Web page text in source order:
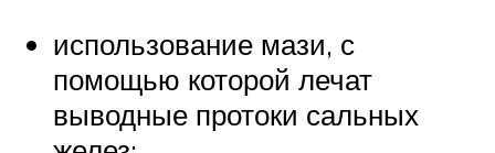
использование мази, с
помощью которой лечат
выводные протоки сальных